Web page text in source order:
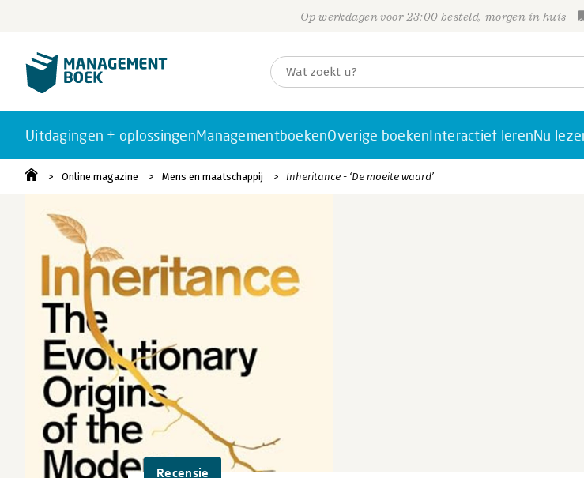
Op werkdagen voor 23:00 besteld, morgen in huis
Uitdagingen + oplossingenManagementboekenOverige boekenInteractief lerenNu
Online magazine Mens en maatschappij Inheritance - ‘De moeite waard’
Recensie